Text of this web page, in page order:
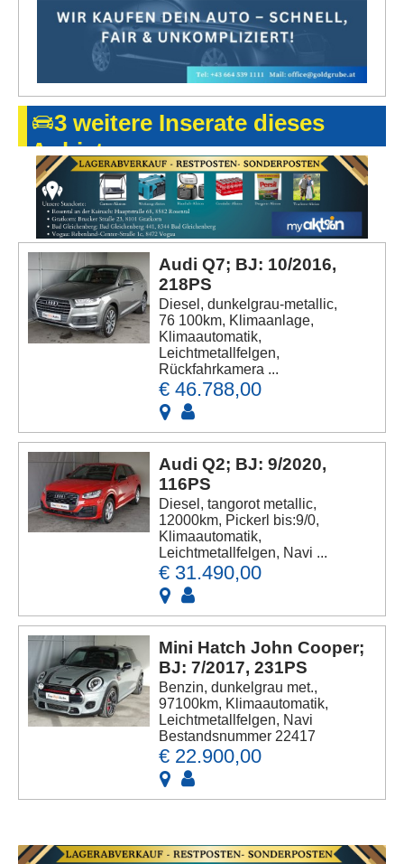
3 weitere Inserate dieses
Anbieters
Audi Q7; BJ: 10/2016,
218PS
Diesel, dunkelgrau-metallic,
76 100km, Klimaanlage,
Klimaautomatik,
Leichtmetallfelgen,
Rückfahrkamera ...
€ 46.788,00
Audi Q2; BJ: 9/2020,
116PS
Diesel, tangorot metallic,
12000km, Pickerl bis:9/0,
Klimaautomatik,
Leichtmetallfelgen, Navi ...
€ 31.490,00
Mini Hatch John Cooper;
BJ: 7/2017, 231PS
Benzin, dunkelgrau met.,
97100km, Klimaautomatik,
Leichtmetallfelgen, Navi
Bestandsnummer 22417
€ 22.900,00